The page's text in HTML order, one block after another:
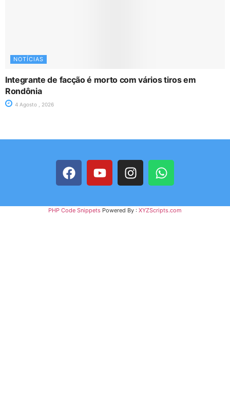
NOTÍCIAS
Integrante de facção é morto com vários tiros em
Rondônia
4 Agosto , 2026
PHP Code Snippets Powered By : XYZScripts.com